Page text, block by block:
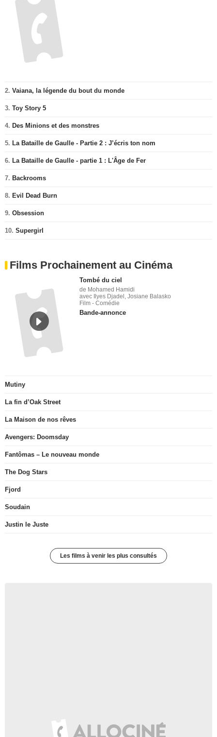
2. Vaiana, la légende du bout du monde
3. Toy Story 5
4. Des Minions et des monstres
5. La Bataille de Gaulle - Partie 2 : J’écris ton nom
6. La Bataille de Gaulle - partie 1 : L'Âge de Fer
7. Backrooms
8. Evil Dead Burn
9. Obsession
10. Supergirl
Films Prochainement au Cinéma
Tombé du ciel
de Mohamed Hamidi
avec Ilyes Djadel, Josiane Balasko
Film - Comédie
Bande-annonce
Mutiny
La fin d’Oak Street
La Maison de nos rêves
Avengers: Doomsday
Fantômas – Le nouveau monde
The Dog Stars
Fjord
Soudain
Justin le Juste
Les films à venir les plus consultés